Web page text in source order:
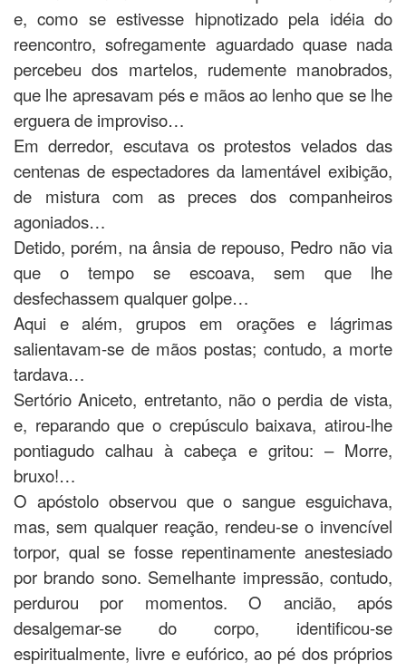
e, como se estivesse hipnotizado pela idéia do
reencontro, sofregamente aguardado quase nada
percebeu dos martelos, rudemente manobrados,
que lhe apresavam pés e mãos ao lenho que se lhe
erguera de improviso…
Em derredor, escutava os protestos velados das
centenas de espectadores da lamentável exibição,
de mistura com as preces dos companheiros
agoniados…
Detido, porém, na ânsia de repouso, Pedro não via
que o tempo se escoava, sem que lhe
desfechassem qualquer golpe…
Aqui e além, grupos em orações e lágrimas
salientavam-se de mãos postas; contudo, a morte
tardava…
Sertório Aniceto, entretanto, não o perdia de vista,
e, reparando que o crepúsculo baixava, atirou-lhe
pontiagudo calhau à cabeça e gritou: – Morre,
bruxo!…
O apóstolo observou que o sangue esguichava,
mas, sem qualquer reação, rendeu-se o invencível
torpor, qual se fosse repentinamente anestesiado
por brando sono. Semelhante impressão, contudo,
perdurou por momentos. O ancião, após
desalgemar-se do corpo, identificou-se
espiritualmente, livre e eufórico, ao pé dos próprios